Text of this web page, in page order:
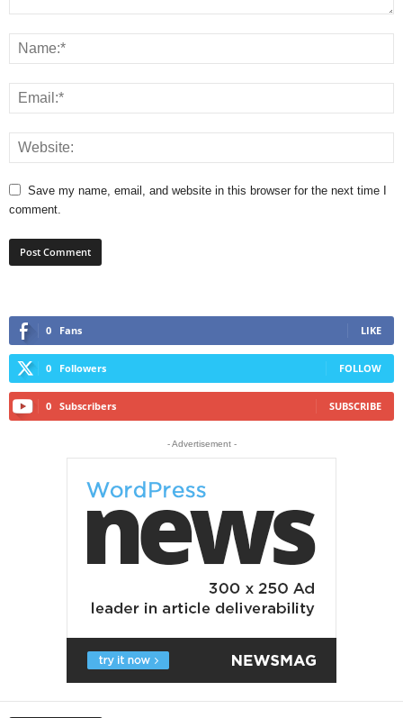
Save my name, email, and website in this browser for the next time I
comment.
0 Fans LIKE
0 Followers FOLLOW
0 Subscribers SUBSCRIBE
- Advertisement -